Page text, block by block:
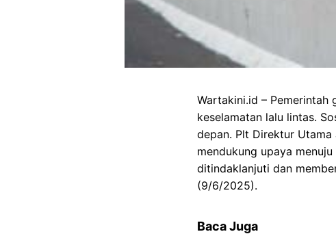
Wartakini.id – Pemerintah
keselamatan lalu lintas.
depan. Plt Direktur Utama
mendukung upaya
ditindaklanjuti dan
(9/6/2025).
Baca Juga